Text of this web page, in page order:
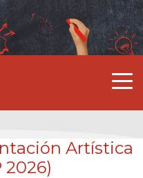
Artística
2026)